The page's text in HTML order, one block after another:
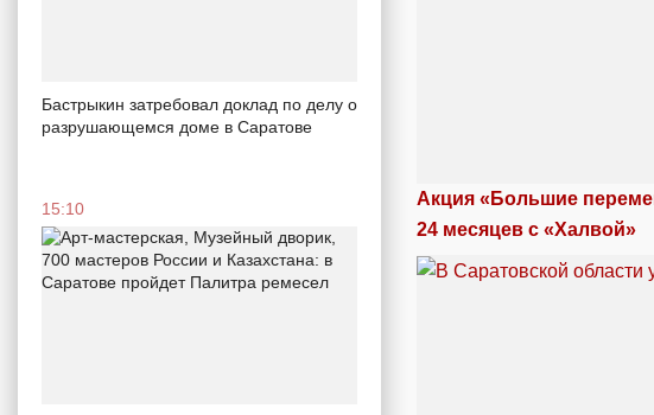
Бастрыкин затребовал доклад по делу о
разрушающемся доме в Саратове
15:10
Акция «Большие
24 месяцев с «Халвой»